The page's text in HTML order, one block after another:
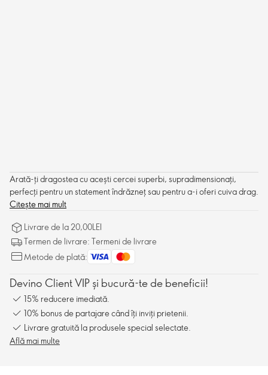
Arată-ți dragostea cu acești cercei superbi, supradimensionați,
perfecți pentru un statement îndrăzneț sau pentru a-i oferi cuiva drag.
Citește mai mult
Livrare de la 20,00LEI
Termen de livrare: Termeni de livrare
Metode de plată:
Devino Client VIP și bucură-te de beneficii!
15% reducere imediată.
10% bonus de partajare când îți inviți prietenii.
Livrare gratuită la produsele special selectate.
Află mai multe